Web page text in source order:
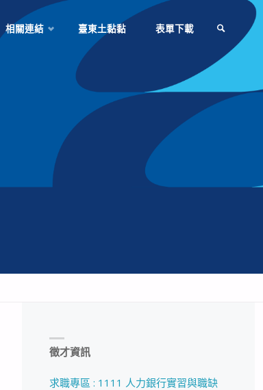
相關連結 臺東土黏黏 表單下載
徵才資訊
求職專區 : 1111 人力銀行實習與職缺